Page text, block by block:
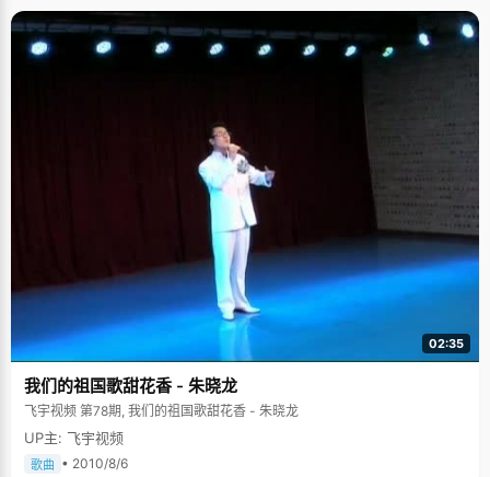
02:35
我们的祖国歌甜花香 - 朱晓龙
飞宇视频 第78期, 我们的祖国歌甜花香 - 朱晓龙
UP主: 飞宇视频
歌曲 • 2010/8/6